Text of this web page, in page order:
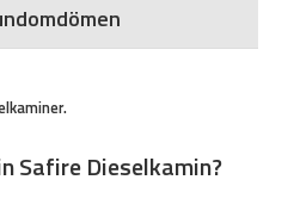
kaminer.
Safire Dieselkamin?